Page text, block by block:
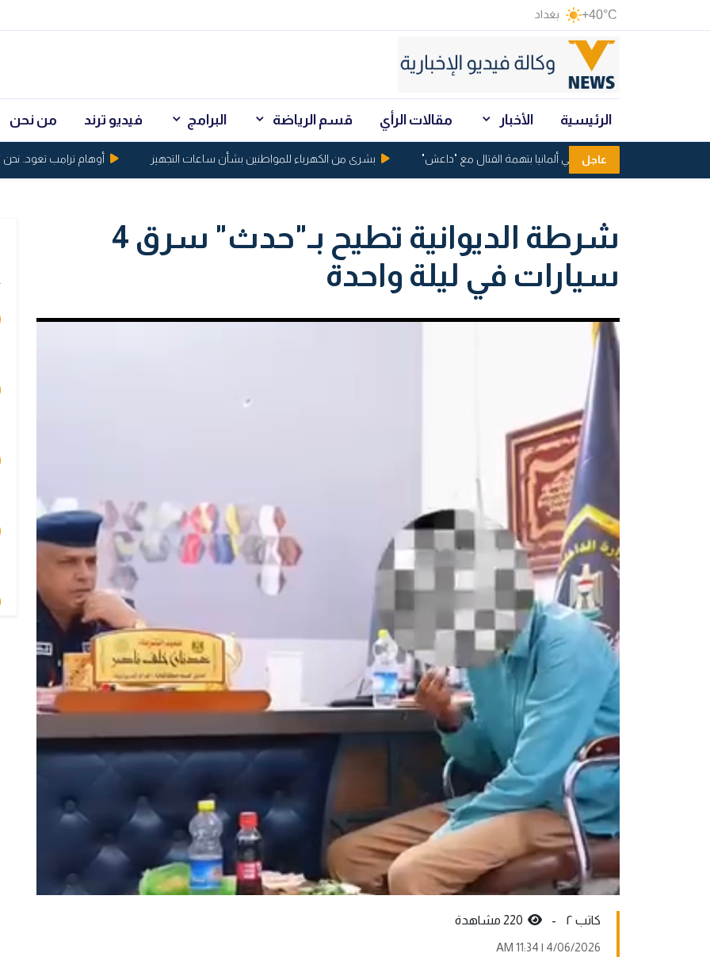
+40°C بغداد
الرئيسية الأخبار مقالات الرأي قسم الرياضة البرامج فيديو ترند من نحن
عاجل
اعتقال عراقيين في ألمانيا بتهمة القتال مع "داعش" بشرى من الكهرباء للمواطنين بشأن ساعات التجهيز أوهام ترامب تعود.. نحن
شرطة الديوانية تطيح بـ"حدث" سرق 4
سيارات في ليلة واحدة
کاتب ٢ -
4/06/2026 | 11:34 AM